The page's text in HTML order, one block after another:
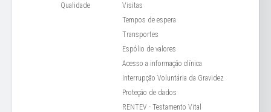
Qualidade
Visitas
Tempos de espera
Transportes
Espólio de valores
Acesso a informação clínica
Interrupção Voluntária da Gravidez
Proteção de dados
RENTEV - Testamento Vital